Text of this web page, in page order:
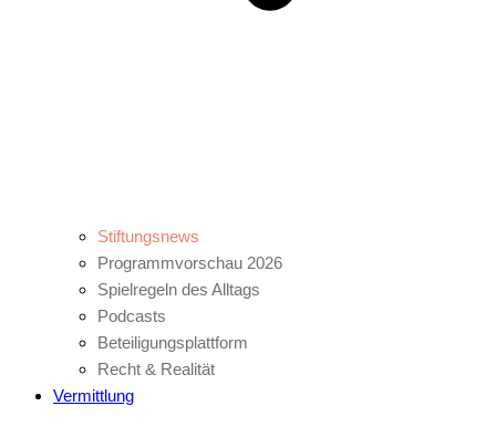
Stiftungsnews
Programmvorschau 2026
Spielregeln des Alltags
Podcasts
Beteiligungsplattform
Recht & Realität
Vermittlung